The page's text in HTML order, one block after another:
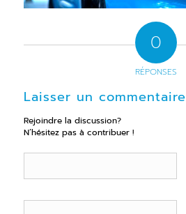
0
RÉPONSES
Laisser un commentaire
Rejoindre la discussion?
N’hésitez pas à contribuer !